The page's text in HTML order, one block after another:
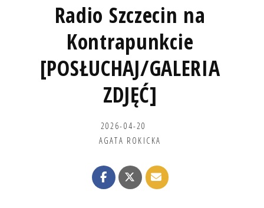
Radio Szczecin na
Kontrapunkcie
[POSŁUCHAJ/GALERIA
ZDJĘĆ]
2026-04-20
AGATA ROKICKA